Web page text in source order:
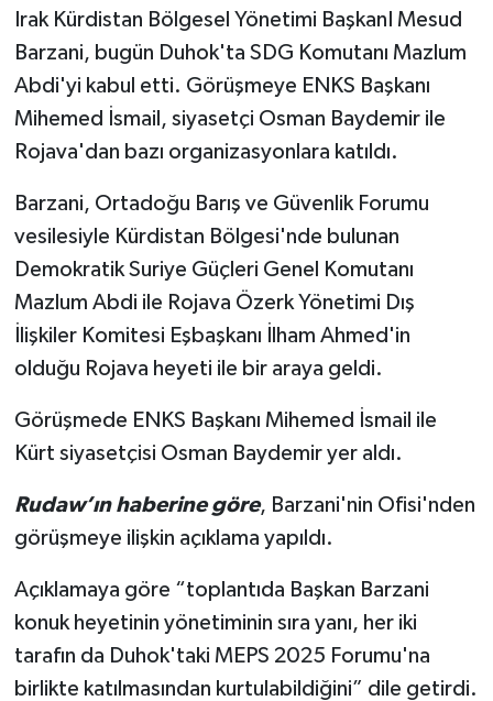
Irak Kürdistan Bölgesel Yönetimi BaşkanI Mesud
Barzani, bugün Duhok'ta SDG Komutanı Mazlum
Abdi'yi kabul etti. Görüşmeye ENKS Başkanı
Mihemed İsmail, siyasetçi Osman Baydemir ile
Rojava'dan bazı organizasyonlara katıldı.
Barzani, Ortadoğu Barış ve Güvenlik Forumu
vesilesiyle Kürdistan Bölgesi'nde bulunan
Demokratik Suriye Güçleri Genel Komutanı
Mazlum Abdi ile Rojava Özerk Yönetimi Dış
İlişkiler Komitesi Eşbaşkanı İlham Ahmed'in
olduğu Rojava heyeti ile bir araya geldi.
Görüşmede ENKS Başkanı Mihemed İsmail ile
Kürt siyasetçisi Osman Baydemir yer aldı.
Rudaw’ın haberine göre, Barzani'nin Ofisi'nden
görüşmeye ilişkin açıklama yapıldı.
Açıklamaya göre “toplantıda Başkan Barzani
konuk heyetinin yönetiminin sıra yanı, her iki
tarafın da Duhok'taki MEPS 2025 Forumu'na
birlikte katılmasından kurtulabildiğini” dile getirdi.